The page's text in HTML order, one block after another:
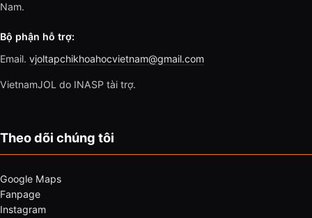
Nam.
Bộ phận hỗ trợ:
Email. vjoltapchikhoahocvietnam@gmail.com
VietnamJOL do INASP tài trợ.
Theo dõi chúng tôi
Google Maps
Fanpage
Instagram